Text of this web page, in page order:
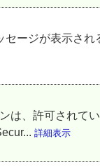
セージが表示され
は、許可されて
詳細表示